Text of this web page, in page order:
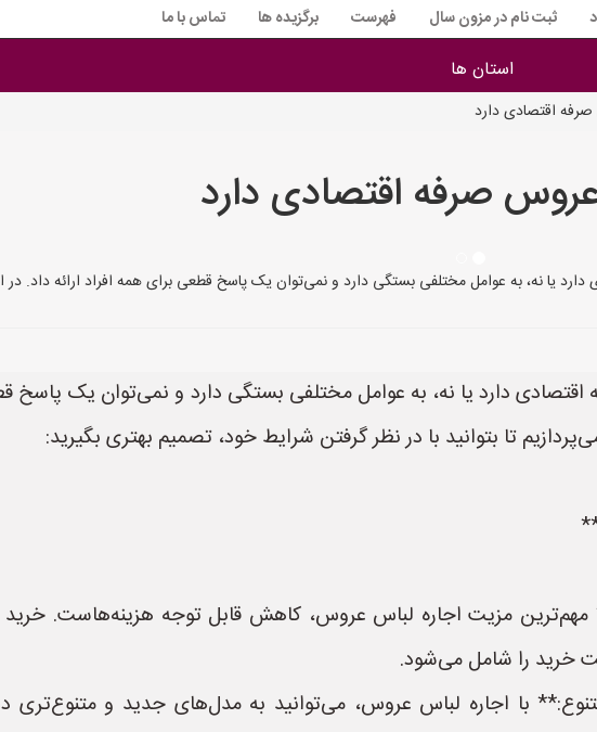
ثبت نام در مزون سال فهرست برگزیده ها تماس با ما
استان ها
اقتصادی دارد
عروس صرفه اقتصادی دارد
یا نه، به عوامل مختلفی بستگی دارد و نمی‌توان یک پاسخ قطعی برای همه افراد ارائه داد.
دارد یا نه، به عوامل مختلفی بستگی دارد و نمی‌توان یک پاسخ
تا بتوانید با در نظر گرفتن شرایط خود، تصمیم بهتری بگیرید:
مزیت اجاره لباس عروس، کاهش قابل توجه هزینه‌هاست. خرید
خرید را شامل می‌شود.
با اجاره لباس عروس، می‌توانید به مدل‌های جدید و متنوع‌تری